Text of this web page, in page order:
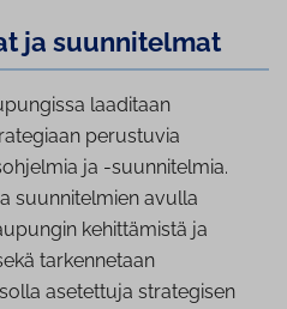
ja suun­ni­tel­mat
laaditaan
perustuvia
ja -suunnitelmia.
suunnitelmien avulla
kehittämistä ja
tarkennetaan
asetettuja strategisen